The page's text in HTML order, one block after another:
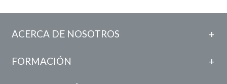
ACERCA DE NOSOTROS
FORMACIÓN